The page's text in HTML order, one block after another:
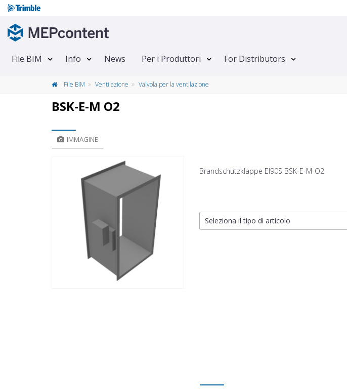
File BIM Info News Per i Produttori For Distributors
File BIM Ventilazione Valvola per la ventilazione
BSK-E-M O2
IMMAGINE
Brandschutzklappe EI90S BSK-E-M-O2
Seleziona il tipo di articolo